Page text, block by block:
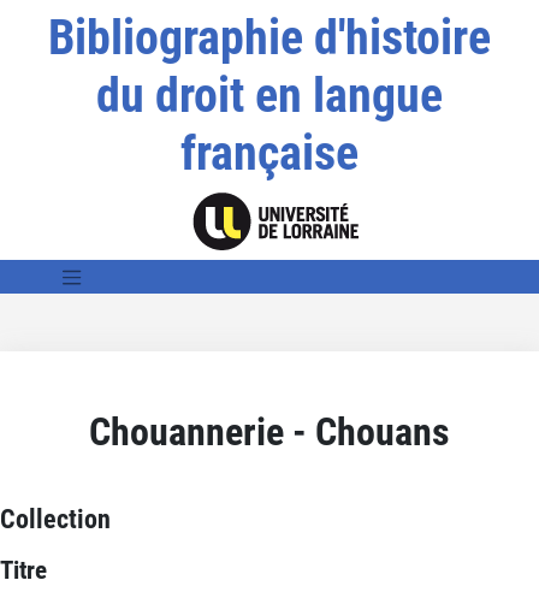
Bibliographie d'histoire
du droit en langue
française
Chouannerie - Chouans
Collection
Titre